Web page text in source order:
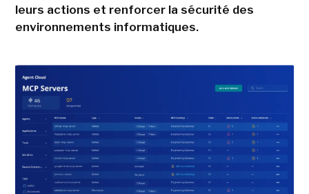
leurs actions et renforcer la sécurité des
environnements informatiques.